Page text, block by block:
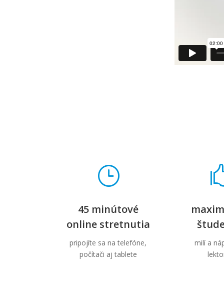
}
45 minútové
online stretnutia
pripojíte sa na telefóne,
počítači aj tablete
milí a